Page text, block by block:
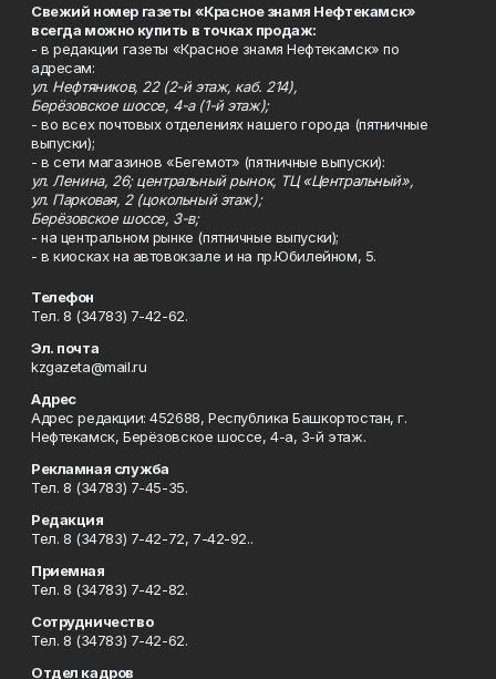
Свежий номер газеты «Красное знамя Нефтекамск»
всегда можно купить в точках продаж:
- в редакции газеты «Красное знамя Нефтекамск» по
адресам:
ул. Нефтяников, 22 (2-й этаж, каб. 214),
Берёзовское шоссе, 4-а (1-й этаж);
- во всех почтовых отделениях нашего города (пятничные
выпуски);
- в сети магазинов «Бегемот» (пятничные выпуски):
ул. Ленина, 26; центральный рынок, ТЦ «Центральный»,
ул. Парковая, 2 (цокольный этаж);
Берёзовское шоссе, 3-в;
- на центральном рынке (пятничные выпуски);
- в киосках на автовокзале и на пр.Юбилейном, 5.
Телефон
Тел. 8 (34783) 7-42-62.
Эл. почта
kzgazeta@mail.ru
Адрес
Адрес редакции: 452688, Республика Башкортостан, г.
Нефтекамск, Берёзовское шоссе, 4-а, 3-й этаж.
Рекламная служба
Тел. 8 (34783) 7-45-35.
Редакция
Тел. 8 (34783) 7-42-72, 7-42-92..
Приемная
Тел. 8 (34783) 7-42-82.
Сотрудничество
Тел. 8 (34783) 7-42-62.
Отдел кадров